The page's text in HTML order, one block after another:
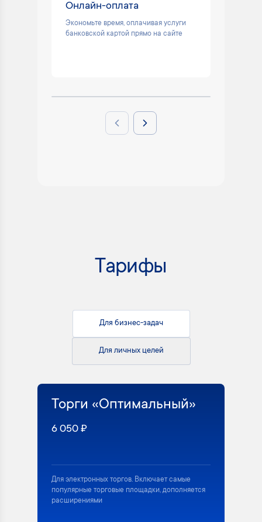
Онлайн-оплата
Экономьте время, оплачивая услуги
банковской картой прямо на сайте
Previous slideNext slide
Тарифы
Для бизнес-задач
Для личных целей
Торги «Оптимальный»
6 050 ₽
Для электронных торгов. Включает самые
популярные торговые площадки, дополняется
расширениями